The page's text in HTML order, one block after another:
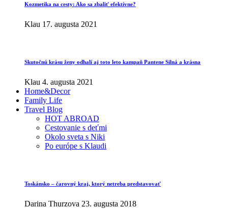
Kozmetika na cesty: Ako sa zbaliť efektívne?
Klau 17. augusta 2021
Skutočnú krásu ženy odhalí aj toto leto kampaň Pantene Silná a krásna
Klau 4. augusta 2021
Home&Decor
Family Life
Travel Blog
HOT ABROAD
Cestovanie s deťmi
Okolo sveta s Niki
Po európe s Klaudi
Toskánsko – čarovný kraj, ktorý netreba predstavovať
Darina Thurzova 23. augusta 2018